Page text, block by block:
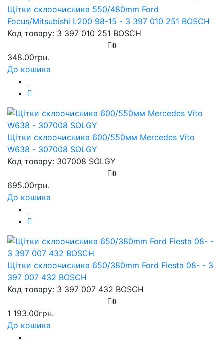
Щітки склоочисника 550/480mm Ford
Focus/Mitsubishi L200 98-15 - 3 397 010 251 BOSCH
Код товару: 3 397 010 251 BOSCH
0
348.00грн.
До кошика
Щітки склоочисника 600/550мм Mercedes Vito
W638 - 307008 SOLGY
Код товару: 307008 SOLGY
0
695.00грн.
До кошика
Щітки склоочисника 650/380mm Ford Fiesta 08- - 3
397 007 432 BOSCH
Код товару: 3 397 007 432 BOSCH
0
1 193.00грн.
До кошика